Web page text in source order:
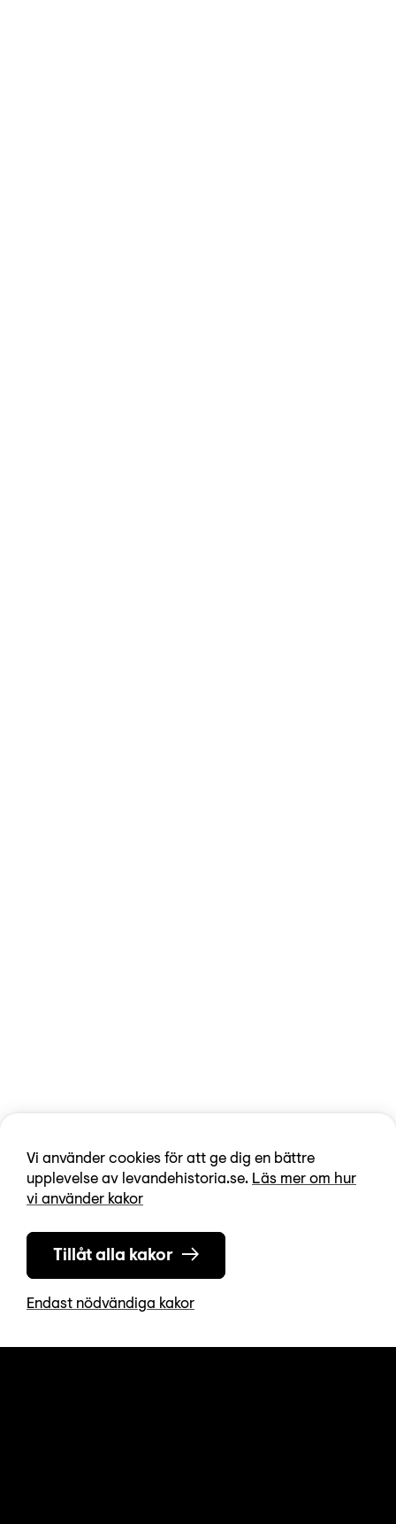
Vi använder cookies för att ge dig en bättre
upplevelse av levandehistoria.se. Läs mer om hur
vi använder kakor
Tillåt alla kakor
Endast nödvändiga kakor